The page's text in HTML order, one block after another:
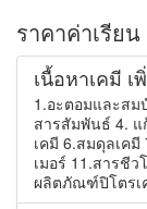
ราคาค่าเรียน
เนื้อหาเคมี เ
1.อะตอมและส
สารสัมพันธ์ 4. แ
เคมี 6.สมดุลเค
เมอร์ 11.สารชีว
ผลิตภัณฑ์ปิโตรเ